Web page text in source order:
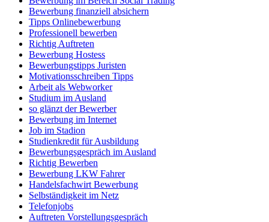
Bewerbung finanziell absichern
Tipps Onlinebewerbung
Professionell bewerben
Richtig Auftreten
Bewerbung Hostess
Bewerbungstipps Juristen
Motivationsschreiben Tipps
Arbeit als Webworker
Studium im Ausland
so glänzt der Bewerber
Bewerbung im Internet
Job im Stadion
Studienkredit für Ausbildung
Bewerbungsgespräch im Ausland
Richtig Bewerben
Bewerbung LKW Fahrer
Handelsfachwirt Bewerbung
Selbständigkeit im Netz
Telefonjobs
Auftreten Vorstellungsgespräch